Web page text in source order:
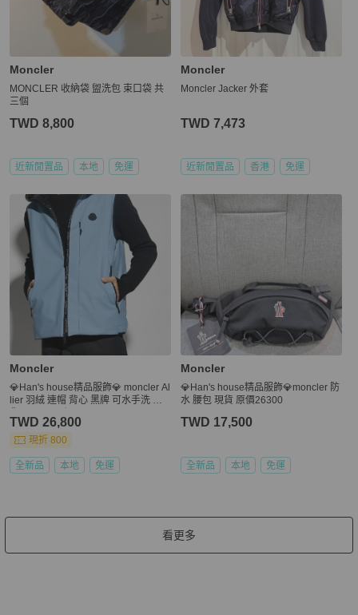
Moncler
MONCLER 收納袋 盥洗包 束口袋 共
三個
TWD 8,800
近新閒置品 本地 免運
Moncler
Moncler Jacker 外套
TWD 7,473
近新閒置品 香港 免運
Moncler
💎Han's house精品服飾💎 moncler Al
lier 羽絨 連帽 背心 黑牌 可水手洗 現
TWD 26,800
現折 800
全新品 本地 免運
Moncler
💎Han's house精品服飾💎moncler 防
水 腰包 現貨 原價26300
TWD 17,500
全新品 本地 免運
看更多